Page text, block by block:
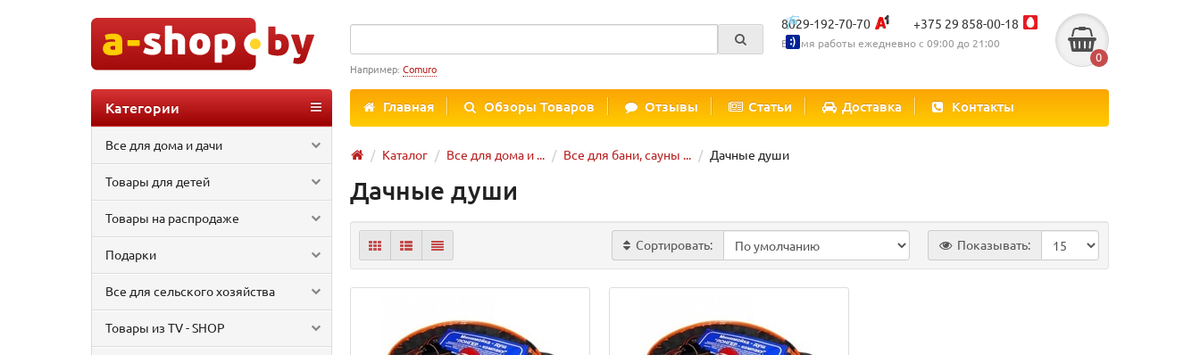
8029-192-70-70 +375 29 858-00-18
Время работы ежедневно с 09:00 до 21:00
0
Например: Comuro
Главная Обзоры Товаров Отзывы Статьи Доставка Контакты
Категории
Все для дома и дачи
Товары для детей
Товары на распродаже
Подарки
Все для сельского хозяйства
Товары из TV - SHOP
Каталог Все для дома и ... Все для бани, сауны ... Дачные души
Дачные души
Сортировать: Показывать: